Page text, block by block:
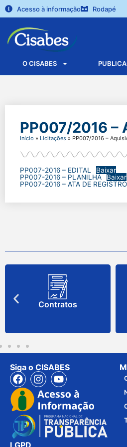
Acesso à informação Rodapé
O CISABES
PP007/2016 –
Início » Licitações » PP007/2016 –
PP007-2016 – EDITAL
Baixar
PP007-2016 – PLANILHA
Baixar
PP007-2016 – ATA DE
Contratos
Siga o CISABES